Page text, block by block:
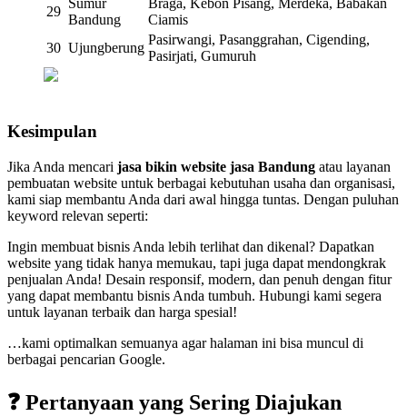
29
Bandung
Ciamis
30 Ujungberung
Pasirwangi, Pasanggrahan, Cigending,
Pasirjati, Gumuruh
Kesimpulan
Jika Anda mencari jasa bikin website jasa Bandung atau layanan
pembuatan website untuk berbagai kebutuhan usaha dan organisasi,
kami siap membantu Anda dari awal hingga tuntas. Dengan puluhan
keyword relevan seperti:
Ingin membuat bisnis Anda lebih terlihat dan dikenal? Dapatkan
website yang tidak hanya memukau, tapi juga dapat mendongkrak
penjualan Anda! Desain responsif, modern, dan penuh dengan fitur
yang dapat membantu bisnis Anda tumbuh. Hubungi kami segera
untuk layanan terbaik dan harga spesial!
…kami optimalkan semuanya agar halaman ini bisa muncul di
berbagai pencarian Google.
❓ Pertanyaan yang Sering Diajukan